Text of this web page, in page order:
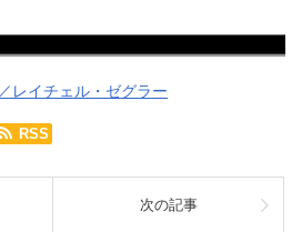
レイチェル・ゼグラー
RSS
次の記事